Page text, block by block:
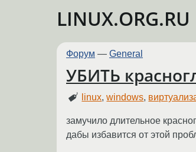
LINUX.ORG.RU
Форум — General
УБИТЬ
linux,windows,
замучило длительное
дабы избавится от этой